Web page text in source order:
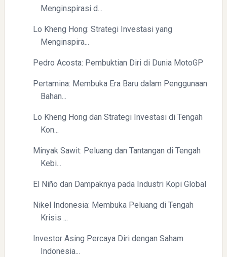
Mengenal Dampak Kenaikan Suku Bunga terhadap Bitcoin
Yaqut Cholil Qoumas: Kisah Inspiratif di Balik Kasus Hukum
Menyongsong Masa Depan Buruh Indonesia dengan
Menginspirasi d...
Lo Kheng Hong: Strategi Investasi yang
Menginspira...
Pedro Acosta: Pembuktian Diri di Dunia MotoGP
Pertamina: Membuka Era Baru dalam Penggunaan
Bahan...
Lo Kheng Hong dan Strategi Investasi di Tengah
Kon...
Minyak Sawit: Peluang dan Tantangan di Tengah
Kebi...
El Niño dan Dampaknya pada Industri Kopi Global
Nikel Indonesia: Membuka Peluang di Tengah
Krisis ...
Investor Asing Percaya Diri dengan Saham
Indonesia...